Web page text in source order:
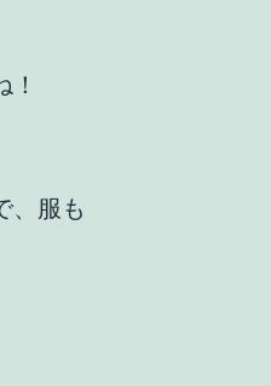
、服も